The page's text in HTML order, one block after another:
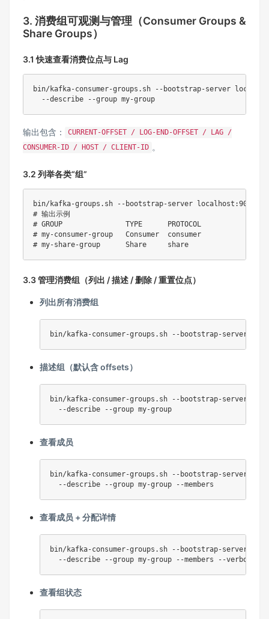
3. 消费组可观测与管理（Consumer Groups &
Share Groups）
3.1 快速查看消费位点与 Lag
bin/kafka-consumer-groups.sh --bootstrap-server
输出包含：
CURRENT-OFFSET / LOG-END-OFFSET / LAG /
CONSUMER-ID / HOST / CLIENT-ID 。
3.2 列举各类“组”
# 输出示例
# GROUP               TYPE      PROTOCOL
# my-consumer-group   Consumer  consumer
# my-share-group      Share     share
3.3 管理消费组（列出 / 描述 / 删除 / 重置位点）
列出所有消费组
描述组（默认含 offsets）
bin/kafka-consumer-groups.sh --bootstrap-server
查看成员
bin/kafka-consumer-groups.sh --bootstrap-server
查看成员 + 分配详情
bin/kafka-consumer-groups.sh --bootstrap-server
查看组状态